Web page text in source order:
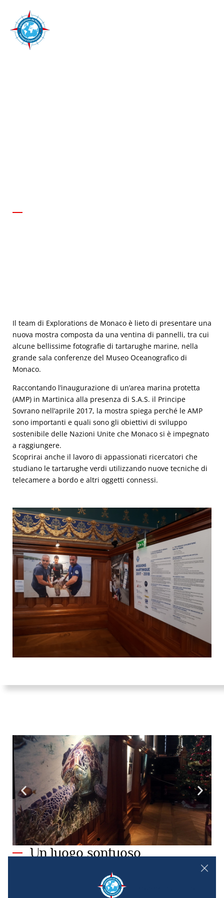
Il team di Explorations de Monaco è lieto di presentare una
nuova mostra composta da una ventina di pannelli, tra cui
alcune bellissime fotografie di tartarughe marine, nella
grande sala conferenze del Museo Oceanografico di
Monaco.
Raccontando l’inaugurazione di un’area marina protetta
(AMP) in Martinica alla presenza di S.A.S. il Principe
Sovrano nell’aprile 2017, la mostra spiega perché le AMP
sono importanti e quali sono gli obiettivi di sviluppo
sostenibile delle Nazioni Unite che Monaco si è impegnato
a raggiungere.
Scoprirai anche il lavoro di appassionati ricercatori che
studiano le tartarughe verdi utilizzando nuove tecniche di
telecamere a bordo e altri oggetti connessi.
Un luogo sontuoso
I pannelli sono esposti sulle pareti in rovere massiccio